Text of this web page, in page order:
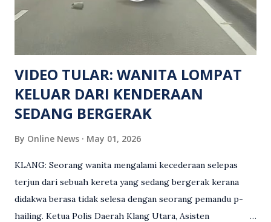
mengesan dua suspek yang masih bebas bagi membantu
siasatan lanjut. Kes disiasat mengikut Seksyen 302 Kanun
Keseksaan kerana membunuh. Orang ramai yang mempunyai
maklumat diminta t...
VIDEO TULAR: WANITA LOMPAT
KELUAR DARI KENDERAAN
SEDANG BERGERAK
By Online News May 01, 2026
KLANG: Seorang wanita mengalami kecederaan selepas
terjun dari sebuah kereta yang sedang bergerak kerana
didakwa berasa tidak selesa dengan seorang pemandu p-
hailing. Ketua Polis Daerah Klang Utara, Asisten